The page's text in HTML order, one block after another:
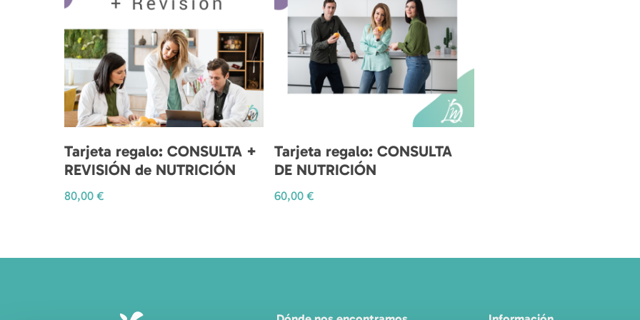
Tarjeta regalo: CONSULTA +
REVISIÓN de NUTRICIÓN
80,00 €
Tarjeta regalo: CONSULTA
DE NUTRICIÓN
60,00€